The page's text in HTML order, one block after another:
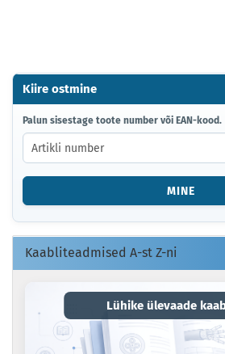
Kiire ostmine
PALUN
SISESTAGE
TOOTE
NUMBER
VÕI
KOOD.
Palun sisestage toote number või EAN-kood.
MINE
Kaabliteadmised A-st Z-ni
Lühike ülevaade